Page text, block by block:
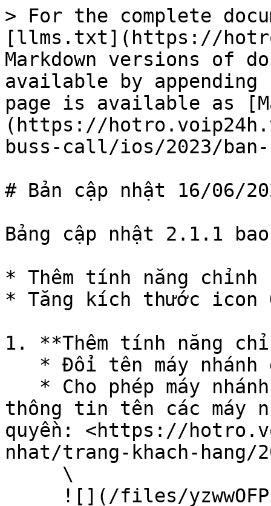
> For the complete
[llms.txt](https://
Markdown versions of
available by
page is available as
(https://
buss-call/ios/2023/ban-
# Bản cập nhật 16/06/
Bảng cập nhật 2.1.1
* Thêm tính năng
* Tăng kích thước icon
1. **Thêm tính năng
thông tin tên các máy
quyền: <https://
nhat/trang-khach-hang/